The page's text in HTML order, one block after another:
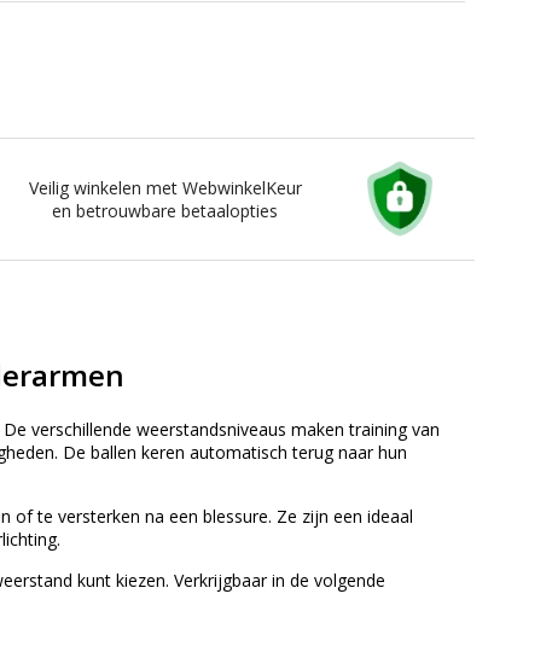
Veilig winkelen met WebwinkelKeur
en betrouwbare betaalopties
verschillende weerstandsniveaus maken training van
De ballen keren automatisch terug naar hun
of te versterken na een blessure. Ze zijn een ideaal
kunt kiezen. Verkrijgbaar in de volgende